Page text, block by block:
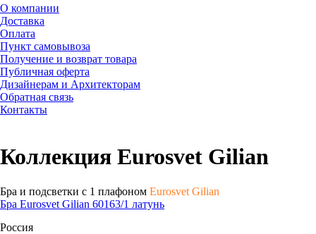
О компании
Доставка
Оплата
Пункт самовывоза
Получение и возврат товара
Публичная оферта
Дизайнерам и Архитекторам
Обратная связь
Контакты
Коллекция Eurosvet Gilian
Бра и подсветки с 1 плафоном Eurosvet Gilian
Бра Eurosvet Gilian 60163/1 латунь
Россия